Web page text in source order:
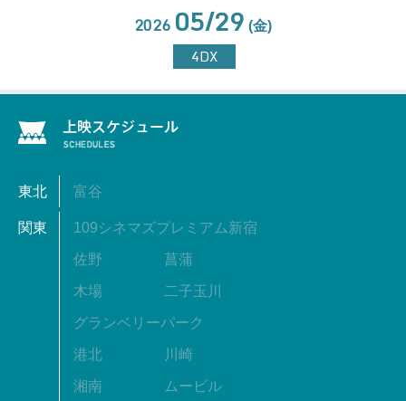
2026 05/29 (金)
4DX
東北 富谷
関東 109シネマズプレミアム新宿
佐野 菖蒲
木場 二子玉川
グランベリーパーク
港北 川崎
湘南 ムービル